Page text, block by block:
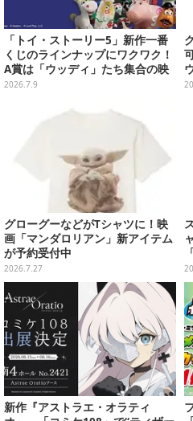
「トイ・ストーリー5」新作一番
くじのラインナップにワクワク！
A賞は「ウッディ」たち集合の映
画記念フィギュア
2026.7.9
グローグーなどがTシャツに！映
画「マンダロリアン」新アイテム
が予約受付中
2026.7.27
新作『アストラエ・オラティ